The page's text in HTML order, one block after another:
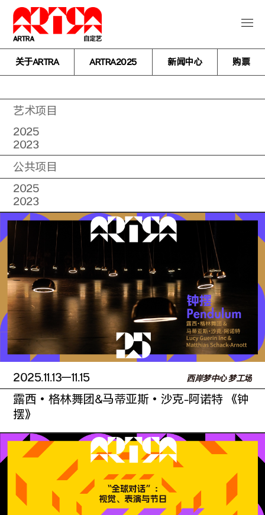
关于ARTRA ARTRA2025 新闻中心 购票
艺术项目
2025
2023
公共项目
2025
2023
2025.11.13—11.15
露西·格林舞团&马蒂亚斯·沙克-阿诺特 《钟
摆》
西岸梦中心 梦工场